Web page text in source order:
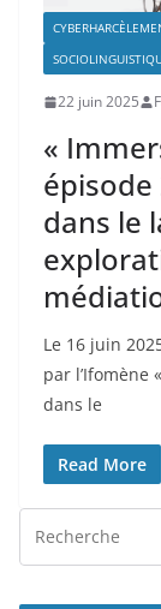
22 juin 2025
«
épisode
dans le
Le 16 juin
par l’Ifomène
dans le
Read More